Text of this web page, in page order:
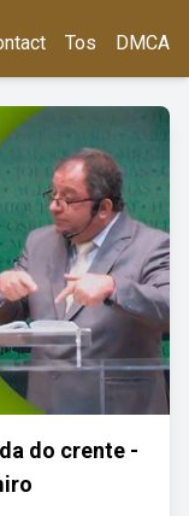
Tos DMCA
do crente -